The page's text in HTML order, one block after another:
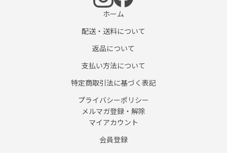
ホーム
配送・送料について
返品について
支払い方法について
特定商取引法に基づく表記
プライバシーポリシー
メルマガ登録・解除
マイアカウント
会員登録